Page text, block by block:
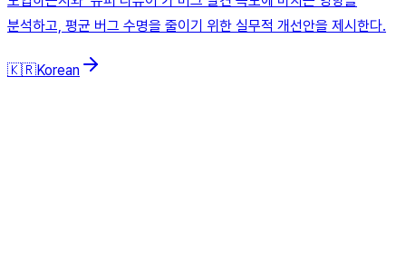
분석하고, 평균 버그 수명을 줄이기 위한 실무적 개선안을 제시한다.
🇰🇷Korean